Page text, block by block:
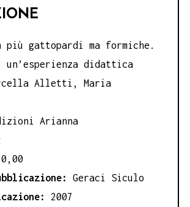
più gattopardi ma formiche.
un’esperienza didattica
Alletti, Maria
Arianna
Geraci Siculo
2007